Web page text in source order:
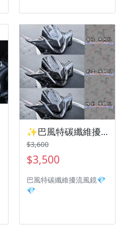
✨巴風特碳纖維擾流風鏡 山葉 勁戰七代 Yamaha
$3,600
$3,500
巴風特碳纖維擾流風鏡💎
💎